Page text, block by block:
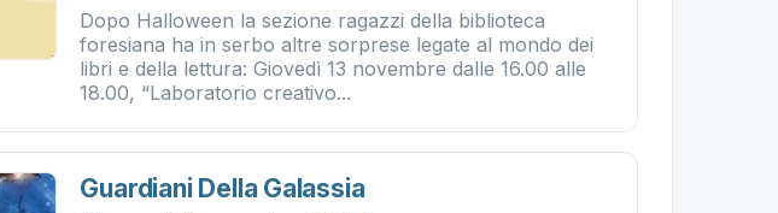
Dopo Halloween la sezione ragazzi della biblioteca
foresiana ha in serbo altre sorprese legate al mondo dei
libri e della lettura: Giovedì 13 novembre dalle 16.00 alle
18.00, “Laboratorio creativo...
Guardiani Della Galassia